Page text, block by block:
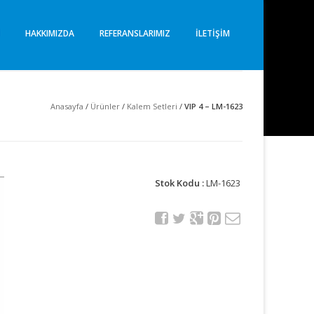
HAKKIMIZDA REFERANSLARIMIZ İLETIŞIM
Anasayfa / Ürünler / Kalem Setleri / VIP 4 – LM-1623
Stok Kodu :LM-1623